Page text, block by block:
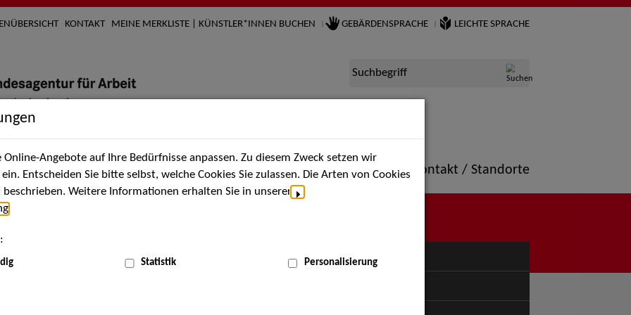
KONTAKT MEINE MERKLISTE | KÜNSTLER*INNEN BUCHEN GEBÄRDENSPRACHE LEICHTE SPRACHE
Suchbegriff
Künstler*innen Über uns Aktuelles Termine Portfolio Kontakt / Standorte
MENÜ
Angebote auf Ihre Bedürfnisse anpassen. Zu diesem Zweck setzen wir
Entscheiden Sie bitte selbst, welche Cookies Sie zulassen. Die Arten von Cookies
Weitere Informationen erhalten Sie in unserer
Statistik Personalisierung